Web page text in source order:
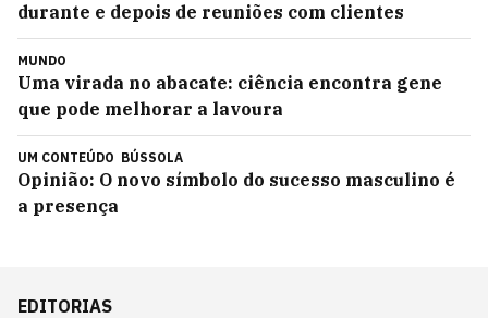
durante e depois de reuniões com clientes
MUNDO
Uma virada no abacate: ciência encontra gene
que pode melhorar a lavoura
UM CONTEÚDO BÚSSOLA
Opinião: O novo símbolo do sucesso masculino é
a presença
EDITORIAS